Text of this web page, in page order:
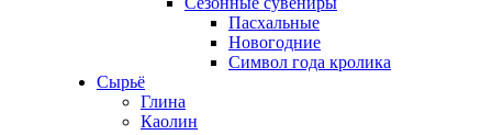
Пасхальные
Новогодние
Символ года кролика
Сырьё
Глина
Каолин